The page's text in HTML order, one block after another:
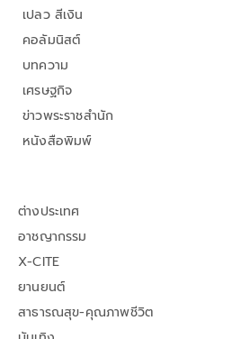
เปลว สีเงิน
คอลัมนิสต์
บทความ
เศรษฐกิจ
ข่าวพระราชสำนัก
หนังสือพิมพ์
ต่างประเทศ
อาชญากรรม
X-CITE
ยานยนต์
สาธารณสุข-คุณภาพชีวิต